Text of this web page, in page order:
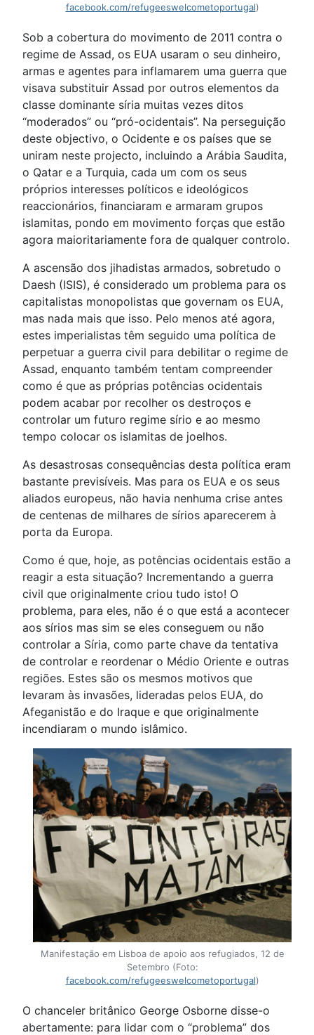
facebook.com/refugeeswelcometoportugal)
Sob a cobertura do movimento de 2011 contra o
regime de Assad, os EUA usaram o seu dinheiro,
armas e agentes para inflamarem uma guerra que
visava substituir Assad por outros elementos da
classe dominante síria muitas vezes ditos
“moderados” ou “pró-ocidentais”. Na perseguição
deste objectivo, o Ocidente e os países que se
uniram neste projecto, incluindo a Arábia Saudita,
o Qatar e a Turquia, cada um com os seus
próprios interesses políticos e ideológicos
reaccionários, financiaram e armaram grupos
islamitas, pondo em movimento forças que estão
agora maioritariamente fora de qualquer controlo.
A ascensão dos jihadistas armados, sobretudo o
Daesh (ISIS), é considerado um problema para os
capitalistas monopolistas que governam os EUA,
mas nada mais que isso. Pelo menos até agora,
estes imperialistas têm seguido uma política de
perpetuar a guerra civil para debilitar o regime de
Assad, enquanto também tentam compreender
como é que as próprias potências ocidentais
podem acabar por recolher os destroços e
controlar um futuro regime sírio e ao mesmo
tempo colocar os islamitas de joelhos.
As desastrosas consequências desta política eram
bastante previsíveis. Mas para os EUA e os seus
aliados europeus, não havia nenhuma crise antes
de centenas de milhares de sírios aparecerem à
porta da Europa.
Como é que, hoje, as potências ocidentais estão a
reagir a esta situação? Incrementando a guerra
civil que originalmente criou tudo isto! O
problema, para eles, não é o que está a acontecer
aos sírios mas sim se eles conseguem ou não
controlar a Síria, como parte chave da tentativa
de controlar e reordenar o Médio Oriente e outras
regiões. Estes são os mesmos motivos que
levaram às invasões, lideradas pelos EUA, do
Afeganistão e do Iraque e que originalmente
incendiaram o mundo islâmico.
Manifestação em Lisboa de apoio aos refugiados, 12 de
Setembro (Foto:
facebook.com/refugeeswelcometoportugal)
O chanceler britânico George Osborne disse-o
abertamente: para lidar com o “problema” dos